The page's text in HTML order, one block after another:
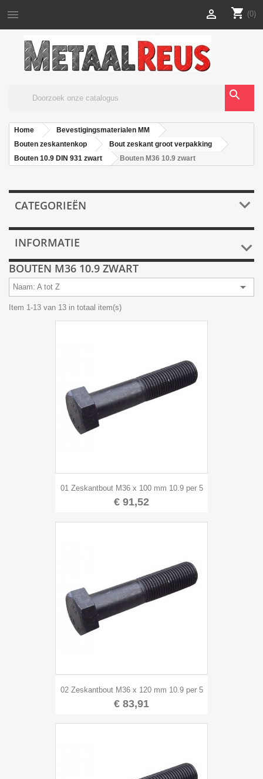
 shopping_cart (0)

search
Home
Bevestigingsmaterialen MM
Bouten zeskantenkop
Bout zeskant groot verpakking
Bouten 10.9 DIN 931 zwart
Bouten M36 10.9 zwart
CATEGORIEËN 
INFORMATIE 
BOUTEN M36 10.9 ZWART
Naam: A tot Z 
Item 1-13 van 13 in totaal item(s)
01 Zeskantbout M36 x 100 mm 10.9 per 5
€ 91,52
02 Zeskantbout M36 x 120 mm 10.9 per 5
€ 83,91